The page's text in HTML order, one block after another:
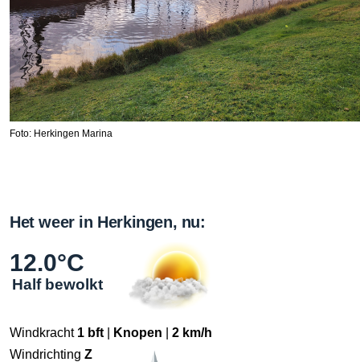
Foto: Herkingen Marina
Het weer in Herkingen, nu:
12.0°C
Half bewolkt
Windkracht 1 bft Knopen
2 km/h
Windrichting Z